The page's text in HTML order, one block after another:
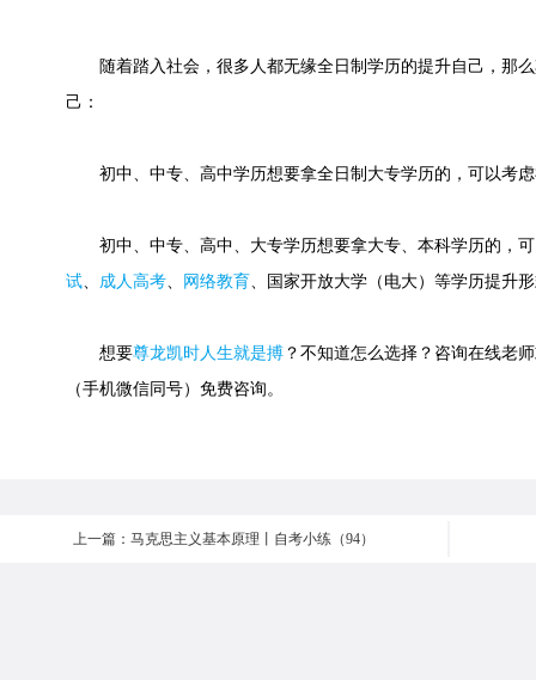
随着踏入社会，很多人都无缘全日制学历的提升自己，那么
己：
初中、中专、高中学历想要拿全日制大专学历的，可以考虑
初中、中专、高中、大专学历想要拿大专、本科学历的，可
试、 成人高考、 网络教育、国家开放大学（电大）等学历提升
想要尊龙凯时人生就是搏 ？不知道怎么选择？咨询在线老
（手机微信同号）免费咨询。
上一篇：马克思主义基本原理丨自考小练（94）